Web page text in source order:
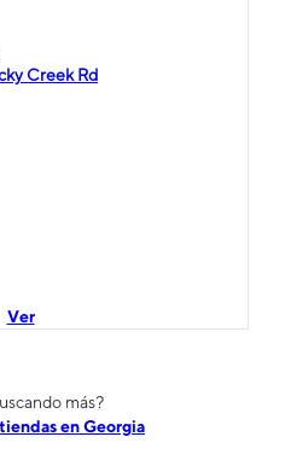
Creek Rd
Ver
más?
en Georgia